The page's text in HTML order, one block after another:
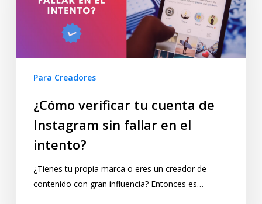
Para Creadores
¿Cómo verificar tu cuenta de
Instagram sin fallar en el
intento?
¿Tienes tu propia marca o eres un creador de
contenido con gran influencia? Entonces es…